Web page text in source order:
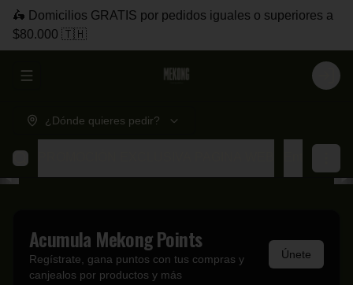
🛵 Domicilios GRATIS por pedidos iguales o superiores a
$80.000 🇹🇭
Abrir menu de navegación Login
¿Dónde quieres pedir?
Acumula Mekong Points
Regístrate, gana puntos con tus compras y
canjealos por productos y más
Únete